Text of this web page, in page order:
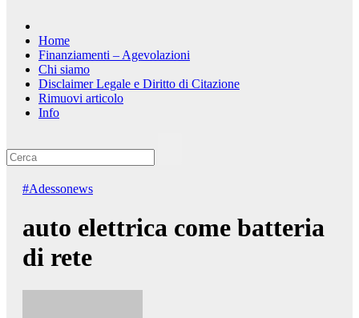
Home
Finanziamenti – Agevolazioni
Chi siamo
Disclaimer Legale e Diritto di Citazione
Rimuovi articolo
Info
#Adessonews
auto elettrica come batteria
di rete